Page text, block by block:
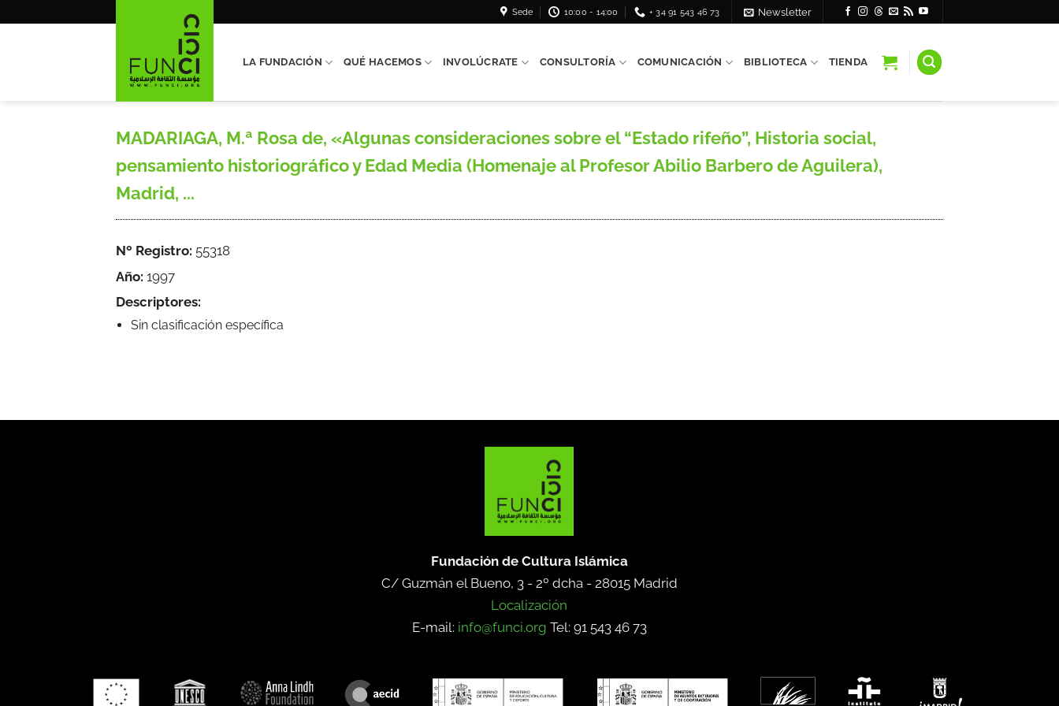
Sede 10:00 - 14:00 + 34 91 543 46 73 Newsletter
LA FUNDACIÓN QUÉ HACEMOS INVOLÚCRATE CONSULTORÍA COMUNICACIÓN BIBLIOTECA TIENDA
MADARIAGA, M.ª Rosa de, «Algunas consideraciones sobre el “Estado rifeño”, Historia social,
pensamiento historiográfico y Edad Media (Homenaje al Profesor Abilio Barbero de Aguilera),
Madrid, ...
Nº Registro: 55318
Año: 1997
Descriptores:
Sin clasificación específica
Fundación de Cultura Islámica
C/ Guzmán el Bueno, 3 - 2º dcha - 28015 Madrid
Localización
E-mail: info@funci.org Tel: 91 543 46 73